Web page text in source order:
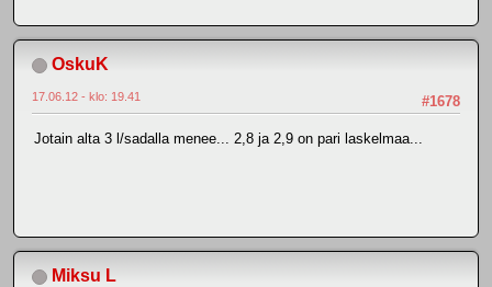
OskuK
#1678
17.06.12 - klo: 19.41
Jotain alta 3 l/sadalla menee... 2,8 ja 2,9 on pari laskelmaa...
Miksu L